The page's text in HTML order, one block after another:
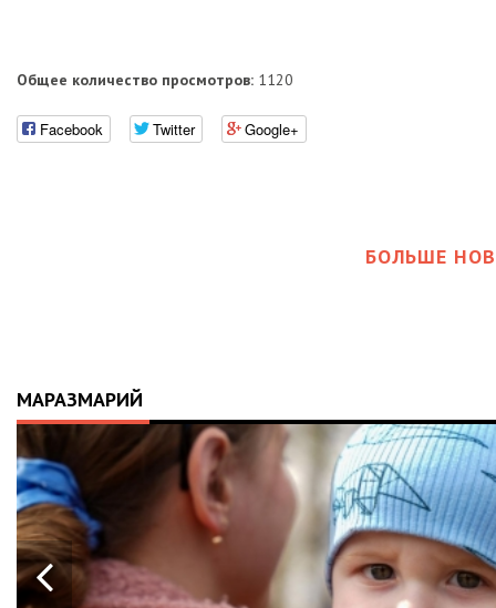
Общее количество просмотров: 1120
Facebook Twitter Google+
БОЛЬШЕ
МАРАЗМАРИЙ
21.04.2026 14:01
ІСТОРІЯ, ЯКА СКОЛИХНУЛА КРАЇНУ:
10-МІСЯЧНИЙ МАРК ОТРИМАВ
АПАРАТ ШВЛ ВІД ФОНДУ «НАДІЯ» І
ВАЛЕРІЯ ДУБІЛЯ